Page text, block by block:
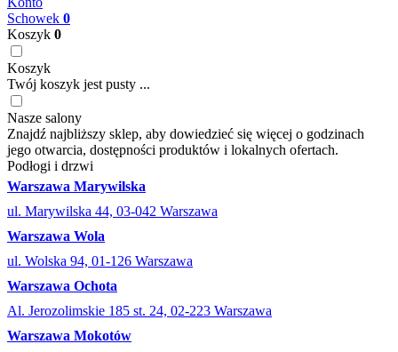
Schowek 0
Koszyk 0
Koszyk
Twój koszyk jest pusty ...
Nasze salony
Znajdź najbliższy sklep, aby dowiedzieć się więcej o godzinach
jego otwarcia, dostępności produktów i lokalnych ofertach.
Podłogi i drzwi
Warszawa Marywilska
ul. Marywilska 44, 03-042 Warszawa
Warszawa Wola
ul. Wolska 94, 01-126 Warszawa
Warszawa Ochota
Al. Jerozolimskie 185 st. 24, 02-223 Warszawa
Warszawa Mokotów